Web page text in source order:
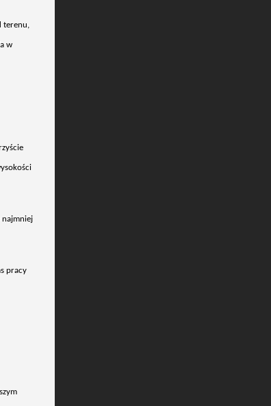
terenu,
w
najmniej
pracy